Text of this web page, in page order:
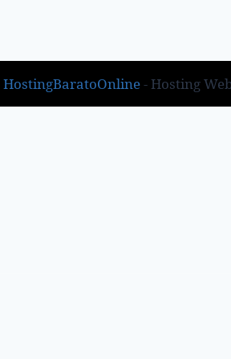
HostingBaratoOnline- Hosting